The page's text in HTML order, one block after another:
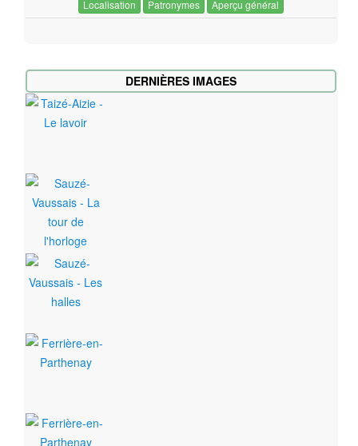
Localisation Patronymes Aperçu général
DERNIÈRES IMAGES